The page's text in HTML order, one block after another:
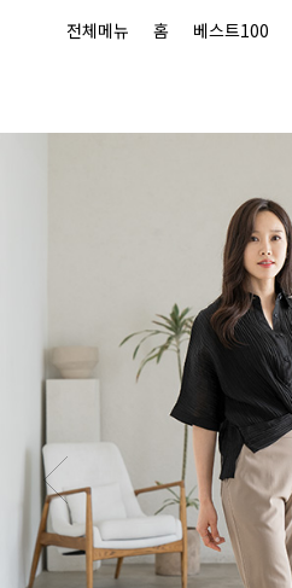
전체메뉴 홈 베스트100